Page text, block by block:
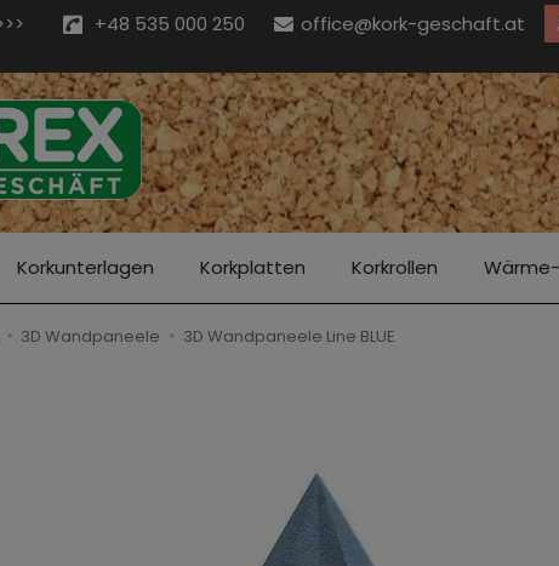
+48 535 000 250 office@kork-geschaft.at
Korkunterlagen Korkplatten Korkrollen
3D Wandpaneele 3D Wandpaneele Line BLUE